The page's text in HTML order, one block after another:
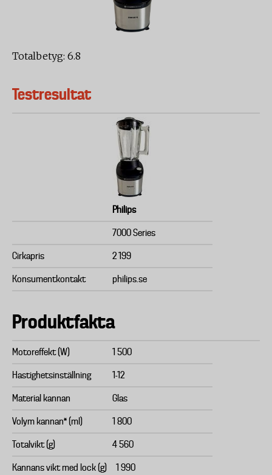
Totalbetyg: 6.8
Testresultat
Philips
7000 Series
Cirkapris 2 199
Konsumentkontakt philips.se
Produktfakta
Motoreffekt (W) 1 500
Hastighetsinställning 1-12
Material kannan Glas
Volym kannan* (ml) 1 800
Totalvikt (g) 4 560
Kannans vikt med lock (g) 1 990